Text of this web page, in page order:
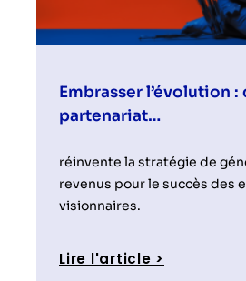
Embrasser l’évolution
partenariat…
réinvente la stratégie de
revenus pour le succès des
visionnaires.
Lire l'article >